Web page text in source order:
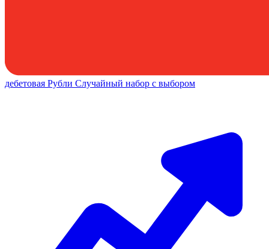
дебетовая Рубли Случайный набор с выбором